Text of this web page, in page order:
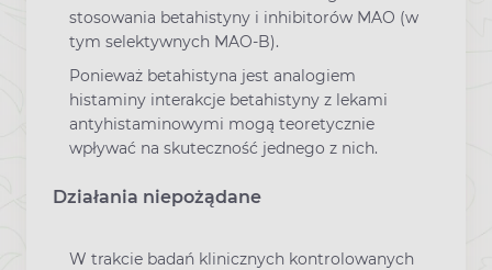
stosowania betahistyny i inhibitorów MAO (w
tym selektywnych MAO-B).
Ponieważ betahistyna jest analogiem
histaminy interakcje betahistyny z lekami
antyhistaminowymi mogą teoretycznie
wpływać na skuteczność jednego z nich.
Działania niepożądane
W trakcie badań klinicznych kontrolowanych